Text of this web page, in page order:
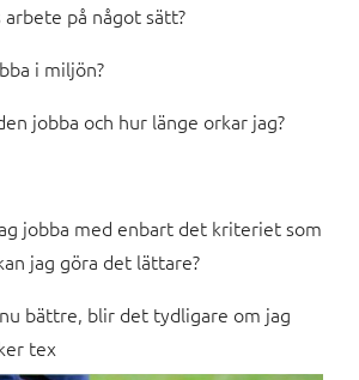
på något sätt?
i miljön?
jobba och hur länge orkar jag?
jobba med enbart det kriteriet som
jag göra det lättare?
bättre, blir det tydligare om jag
tex